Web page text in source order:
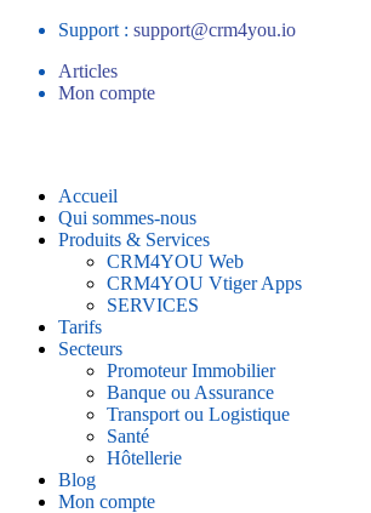
Support : support@crm4you.io
Articles
Mon compte
Accueil
Qui sommes-nous
Produits & Services
CRM4YOU Web
CRM4YOU Vtiger Apps
SERVICES
Tarifs
Secteurs
Promoteur Immobilier
Banque ou Assurance
Transport ou Logistique
Santé
Hôtellerie
Blog
Mon compte